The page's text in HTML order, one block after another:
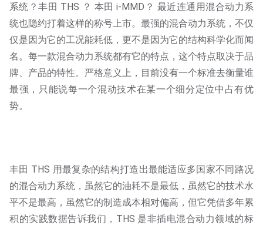
系统？丰田 THS ？ 本田 i-MMD？ 最近连通用混合动力系
统也隐约打着这样的称号上市。最强的混合动力系统，不仅
仅是因为它的工况能耗低，更不是因为它的结构科学化而闻
名。每一款混合动力系统都有它的特点，这个特点取决于品
牌、产品的特性。严格意义上，目前没有一个标准去衡量谁
最强，只能说每一个混动技术在某一个细分定位中占有优
势。
丰田 THS 用最复杂的结构打造出最能适应多国家不同路况
的混合动力系统，虽然它的油耗不是最低，虽然它的技术水
平不是最高，虽然它的制造成本相对偏高，但它凭借多年累
积的实践数据告诉我们，THS 是非插电混合动力领域的标